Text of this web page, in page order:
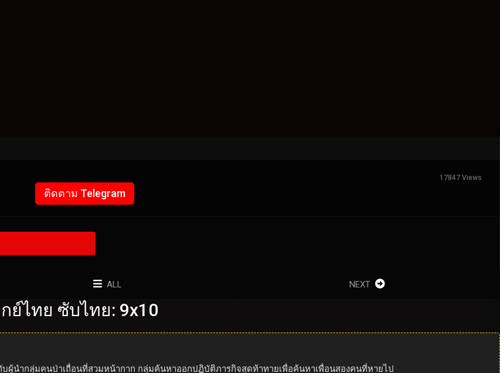
17847 Views
ติดตาม Telegram
ALL NEXT
ย์ไทย ซับไทย: 9x10
กับผู้นำกลุ่มคนป่าเถื่อนที่สวมหน้ากาก กลุ่มค้นหาออกปฏิบัติภารกิจสุดท้าทายเพื่อค้นหาเพื่อนสองคนที่หายไป